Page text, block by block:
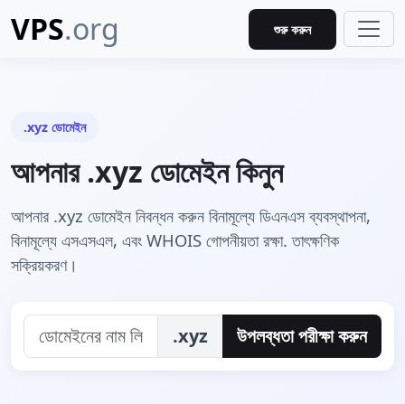
VPS.org শুরু করুন
.xyz ডোমেইন
আপনার .xyz ডোমেইন কিনুন
আপনার .xyz ডোমেইন নিবন্ধন করুন বিনামূল্যে ডিএনএস ব্যবস্থাপনা,
বিনামূল্যে এসএসএল, এবং WHOIS গোপনীয়তা রক্ষা. তাৎক্ষণিক
সক্রিয়করণ।
.xyz উপলব্ধতা পরীক্ষা করুন